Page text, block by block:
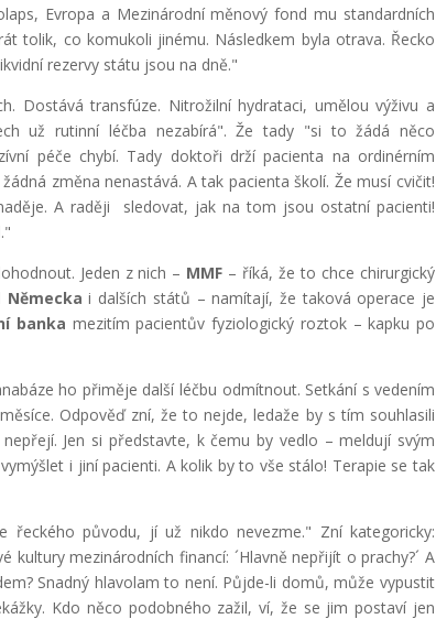
Evropa a Mezinárodní měnový fond mu standardních
tolik, co komukoli jinému. Následkem byla otrava. Řecko
rezervy státu jsou na dně."
Dostává transfúze. Nitrožilní hydrataci, umělou výživu a
už rutinní léčba nezabírá". Že tady "si to žádá něco
péče chybí. Tady doktoři drží pacienta na ordinérním
změna nenastává. A tak pacienta školí. Že musí cvičit!
A raději sledovat, jak na tom jsou ostatní pacienti!
Jeden z nich – MMF – říká, že to chce chirurgický
Německa i dalších států – namítají, že taková operace je
banka mezitím pacientův fyziologický roztok – kapku po
ho přiměje další léčbu odmítnout. Setkání s vedením
Odpověď zní, že to nejde, ledaže by s tím souhlasili
Jen si představte, k čemu by vedlo – meldují svým
i jiní pacienti. A kolik by to vše stálo! Terapie se tak
řeckého původu, jí už nikdo nevezme." Zní kategoricky:
mezinárodních financí: ´Hlavně nepřijít o prachy?´ A
Snadný hlavolam to není. Půjde-li domů, může vypustit
Kdo něco podobného zažil, ví, že se jim postaví jen